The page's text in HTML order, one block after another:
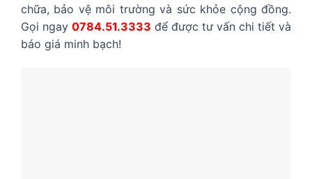
chữa, bảo vệ môi trường và sức khỏe cộng đồng.
Gọi ngay 0784.51.3333 để được tư vấn chi tiết và
báo giá minh bạch!